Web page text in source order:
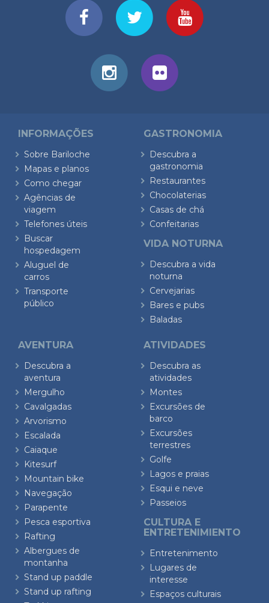
INFORMAÇÕES
Sobre Bariloche
Mapas e planos
Como chegar
Agências de
viagem
Telefones úteis
Buscar
hospedagem
Aluguel de
carros
Transporte
público
GASTRONOMIA
Descubra a
gastronomia
Restaurantes
Chocolaterias
Casas de chá
Confeitarias
VIDA NOTURNA
Descubra a vida
noturna
Cervejarias
Bares e pubs
Baladas
AVENTURA
Descubra a
aventura
Mergulho
Cavalgadas
Arvorismo
Escalada
Caiaque
Kitesurf
Mountain bike
Navegação
Parapente
Pesca esportiva
Rafting
Albergues de
montanha
Stand up paddle
Stand up rafting
ATIVIDADES
Descubra as
atividades
Montes
Excursões de
barco
Excursões
terrestres
Golfe
Lagos e praias
Esqui e neve
Passeios
CULTURA E
ENTRETENIMIENTO
Entretenimento
Lugares de
interesse
Espaços culturais